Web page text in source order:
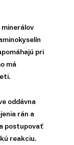
minerálov
pri
má
oddávna
rán a
postupovať
reakciu.